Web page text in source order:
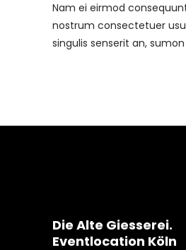
Nam ei eirmod
nostrum consectetuer
singulis senserit an,
Die Alte Giesserei.
Eventlocation Köln